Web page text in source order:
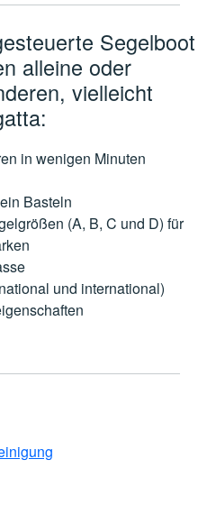
Segelboot
alleine oder
vielleicht
in wenigen Minuten
Basteln
(A, B, C und D) für
und international)